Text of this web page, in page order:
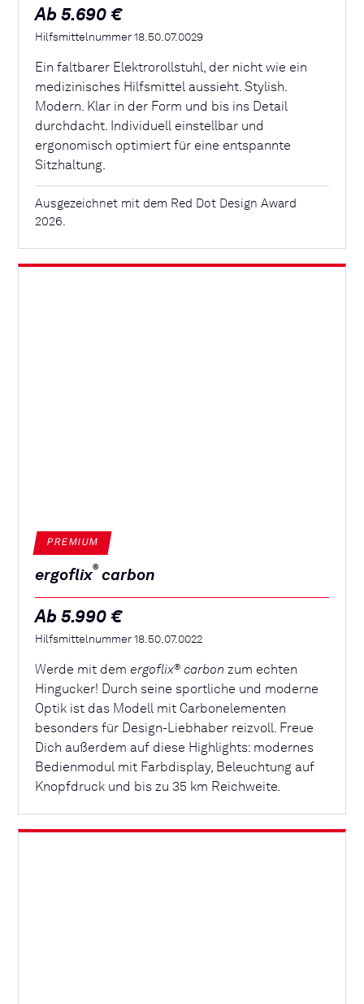
Ab 5.690 €
Hilfsmittelnummer 18.50.07.0029
Ein faltbarer Elektrorollstuhl, der nicht wie ein
medizinisches Hilfsmittel aussieht. Stylish.
Modern. Klar in der Form und bis ins Detail
durchdacht. Individuell einstellbar und
ergonomisch optimiert für eine entspannte
Sitzhaltung.
Ausgezeichnet mit dem Red Dot Design Award
2026.
PREMIUM
ergoflix® carbon
Ab 5.990 €
Hilfsmittelnummer 18.50.07.0022
Werde mit demergoflix® carbon zum echten
Hingucker! Durch seine sportliche und moderne
Optik ist das Modell mit Carbonelementen
besonders für Design-Liebhaber reizvoll. Freue
Dich außerdem auf diese Highlights: modernes
Bedienmodul mit Farbdisplay, Beleuchtung auf
Knopfdruck und bis zu 35 km Reichweite.